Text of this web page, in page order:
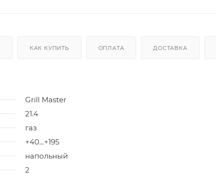
КАК КУПИТЬ ОПЛАТА ДОСТАВКА
Grill Master
21.4
газ
+40…+195
напольный
2